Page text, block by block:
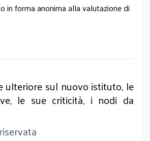
in forma anonima alla valutazione di
ulteriore sul nuovo istituto, le
le sue criticità, i nodi da